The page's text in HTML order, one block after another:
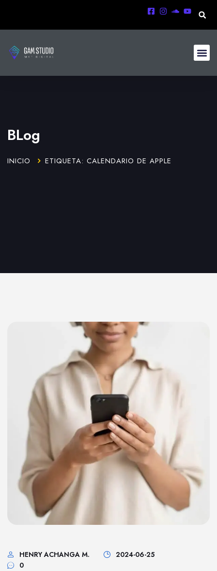
BLog
INICIO ETIQUETA: CALENDARIO DE APPLE
HENRY ACHANGA M.
2024-06-25
0